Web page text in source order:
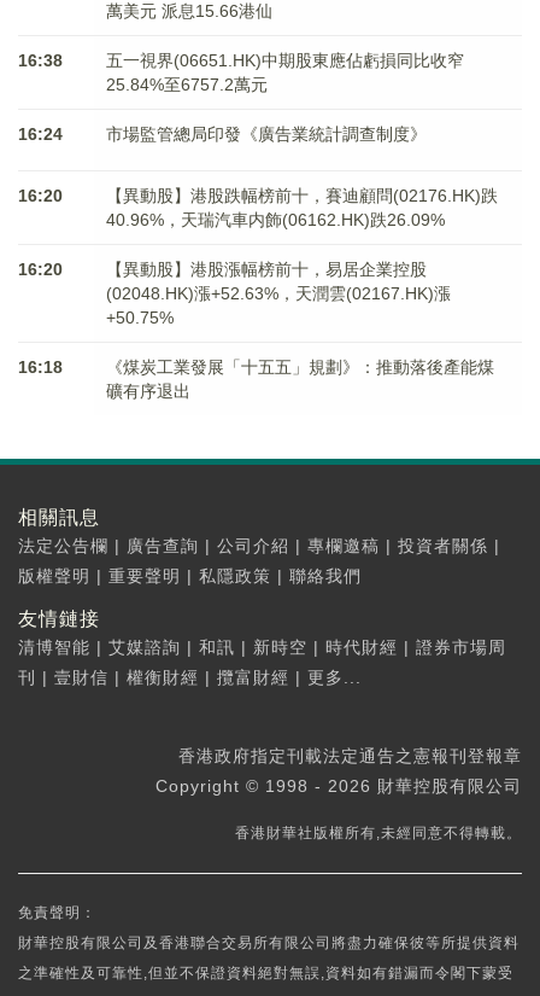
萬美元 派息15.66港仙
16:38
五一視界(06651.HK)中期股東應佔虧損同比收窄
25.84%至6757.2萬元
16:24 市場監管總局印發《廣告業統計調查制度》
16:20
【異動股】港股跌幅榜前十，賽迪顧問(02176.HK)跌
40.96%，天瑞汽車内飾(06162.HK)跌26.09%
16:20
【異動股】港股漲幅榜前十，易居企業控股
(02048.HK)漲+52.63%，天潤雲(02167.HK)漲
+50.75%
16:18
《煤炭工業發展「十五五」規劃》：推動落後產能煤
礦有序退出
相關訊息
法定公告欄 | 廣告查詢 | 公司介紹 | 專欄邀稿 | 投資者關係 |
版權聲明 | 重要聲明 | 私隱政策 | 聯絡我們
友情鏈接
清博智能 | 艾媒諮詢 | 和訊 | 新時空 | 時代財經 | 證券市場周
刊
| 壹財信 | 權衡財經 | 攬富財經 | 更多...
香港政府指定刊載法定通告之憲報刊登報章
Copyright © 1998 - 2026 財華控股有限公司
香港財華社版權所有,未經同意不得轉載。
免責聲明：
財華控股有限公司及香港聯合交易所有限公司將盡力確保彼等所提供資料
之準確性及可靠性,但並不保證資料絕對無誤,資料如有錯漏而令閣下蒙受